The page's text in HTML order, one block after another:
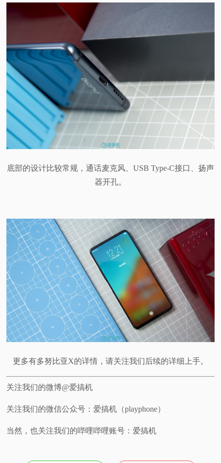
底部的设计比较常规，通话麦克风、USB Type-C接口、扬声
器开孔。
更多有多努比亚X的详情，请关注我们后续的详细上手。
关注我们的微博@爱搞机
关注我们的微信公众号：爱搞机（playphone）
当然，也关注我们的哔哩哔哩账号：爱搞机